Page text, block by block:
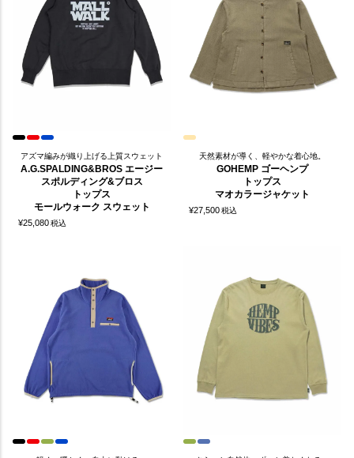
アズマ編みが織り上げる上質スウェット
A.G.SPALDING&BROS エージー
スポルディング&ブロス
トップス
モールウォーク スウェット
¥25,080税込
天然素材が導く、軽やかな着心地。
GOHEMP ゴーヘンプ
トップス
マオカラージャケット
¥27,500税込